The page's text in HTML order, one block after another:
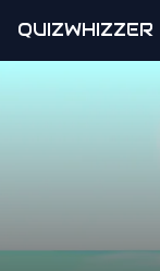
QUIZWHIZZER